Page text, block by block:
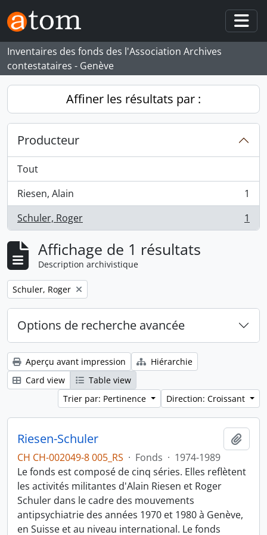
Skip to main content
Inventaires des fonds des l'Association Archives
contestataires - Genève
Affiner les résultats par :
Producteur
Tout
Riesen, Alain
, 1 résultats
1
Schuler, Roger
, 1 résultats 1
Affichage de 1 résultats
Description archivistique
Remove filter:
Schuler, Roger
Options de recherche avancée
Aperçu avant impression
Hiérarchie
Card view
Table view
Trier par: Pertinence
Direction: Croissant
Riesen-Schuler
CH CH-002049-8 005_RS · Fonds · 1974-1989
Le fonds est composé de cinq séries. Elles reflètent
les activités militantes d'Alain Riesen et Roger
Schuler dans le cadre des mouvements
antipsychiatrie des années 1970 et 1980 à Genève,
en Suisse et au niveau international. Le fonds